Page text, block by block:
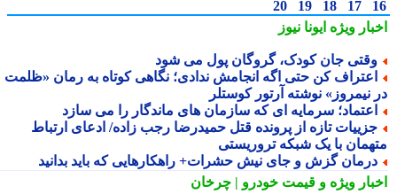
17
18
19
20
ویژهایونا نیوز
جان کودک، گروگان پول می شود
کن حتی اگه انجامش ندادی؛ نگاهی کوتاه به رمان «ظلمت
نیمروز» نوشته آرتور کوستلر
سرمایه ای که سازمان های ماندگار را می سازد
تازه از پرونده قتل حمیدرضا رجب زاده/ ادعای ارتباط
با یک شبکه تروریستی
گزش و جای نیش حشرات+ راهکارهایی که باید بدانید
ویژهو قیمت خودرو | چرخان